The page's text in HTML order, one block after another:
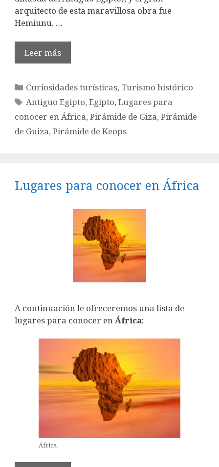
arquitecto de esta maravillosa obra fue
Hemiunu. …
Leer más
Categorías
Curiosidades turísticas, Turismo histórico
Etiquetas
Antiguo Egipto,Egipto,Lugares para
conocer en África, Pirámide de Giza, Pirámide
de Guiza, Pirámide de Keops
Lugares para conocer en África
A continuación le ofreceremos una lista de
lugares para conocer en África:
África